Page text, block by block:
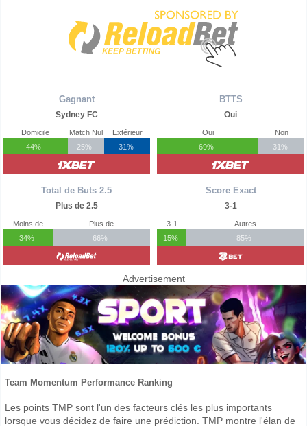
Gagnant
Sydney FC
Domicile
44%
Match Nul
25%
Extérieur
31%
Total de Buts 2.5
Plus de 2.5
Moins de
34%
Plus de
66%
BTTS
Oui
Oui
69%
Non
31%
Score Exact
3-1
3-1
15%
Autres
85%
Advertisement
Team Momentum Performance Ranking
Les points TMP sont l'un des facteurs clés les plus importants
lorsque vous décidez de faire une prédiction. TMP montre l'élan de